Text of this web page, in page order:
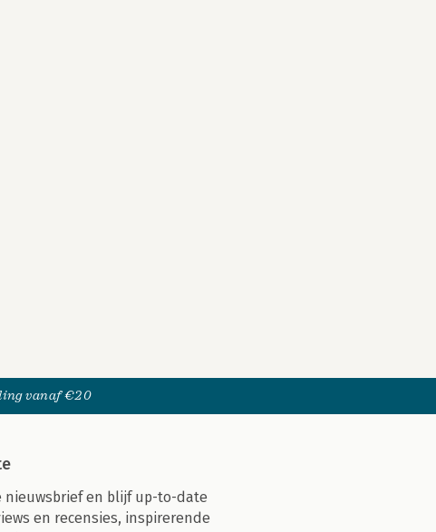
vanaf €20
nieuwsbrief en blijf up-to-date
en recensies, inspirerende